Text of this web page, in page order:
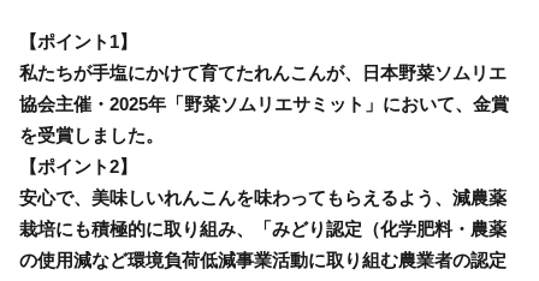
【ポイント1】
私たちが手塩にかけて育てたれんこんが、日本野菜ソムリエ
協会主催・2025年「野菜ソムリエサミット」において、金賞
を受賞しました。
【ポイント2】
安心で、美味しいれんこんを味わってもらえるよう、減農薬
栽培にも積極的に取り組み、「みどり認定（化学肥料・農薬
の使用減など環境負荷低減事業活動に取り組む農業者の認定